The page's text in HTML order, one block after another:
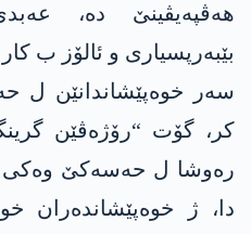
ھەڤپەیڤینێ دە،
بێبەرپسیاری و ئالۆز ب
سەر خوەپێشاندانێن ل
کر، گۆت “رۆژەڤێن
رەوشا ل حەسەکێ وەکی
دا، ژ خوەپێشاندەران